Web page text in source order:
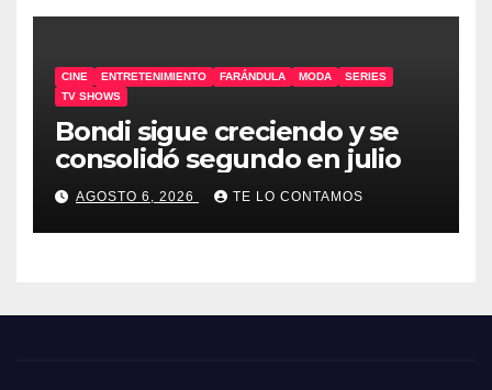
CINE ENTRETENIMIENTO FARÁNDULA MODA
SERIES
TV SHOWS
Bondi sigue creciendo y se
consolidó segundo en julio
AGOSTO 6, 2026 TE LO CONTAMOS